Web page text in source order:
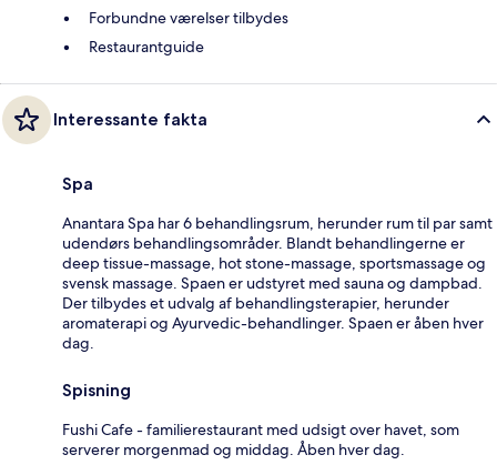
Forbundne værelser tilbydes
Restaurantguide
Interessante fakta
Spa
Anantara Spa har 6 behandlingsrum, herunder rum til par samt
udendørs behandlingsområder. Blandt behandlingerne er
deep tissue-massage, hot stone-massage, sportsmassage og
svensk massage. Spaen er udstyret med sauna og dampbad.
Der tilbydes et udvalg af behandlingsterapier, herunder
aromaterapi og Ayurvedic-behandlinger. Spaen er åben hver
dag.
Spisning
Fushi Cafe - familierestaurant med udsigt over havet, som
serverer morgenmad og middag. Åben hver dag.